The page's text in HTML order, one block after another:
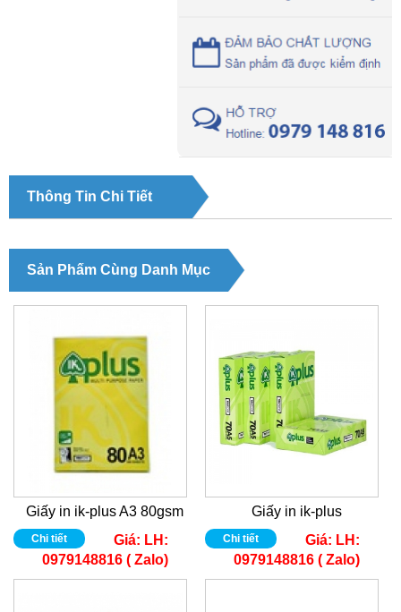
Thông Tin Chi Tiết
Sản Phẩm Cùng Danh Mục
Giấy in ik-plus A3 80gsm
Chi tiết Giá: LH:
0979148816 ( Zalo)
Giấy in ik-plus
Chi tiết Giá: LH:
0979148816 ( Zalo)